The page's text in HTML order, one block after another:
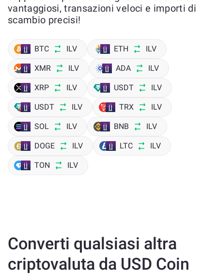
vantaggiosi, transazioni veloci e importi di
scambio precisi!
BTC ILV ETH ILV
XMR ILV ADA ILV
XRP ILV USDT ILV
USDT ILV TRX ILV
SOL ILV BNB ILV
DOGE ILV LTC ILV
TON ILV
Converti qualsiasi altra
criptovaluta da USD Coin